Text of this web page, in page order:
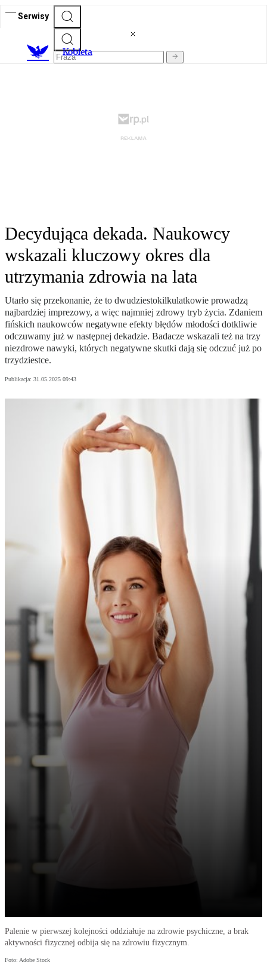
Serwisy
Kobieta
Decydująca dekada. Naukowcy
wskazali kluczowy okres dla
utrzymania zdrowia na lata
Utarło się przekonanie, że to dwudziestokilkulatkowie prowadzą
najbardziej imprezowy, a więc najmniej zdrowy tryb życia. Zdaniem
fińskich naukowców negatywne efekty błędów młodości dotkliwie
odczuwamy już w następnej dekadzie. Badacze wskazali też na trzy
niezdrowe nawyki, których negatywne skutki dają się odczuć już po
trzydziestce.
Publikacja: 31.05.2025 09:43
Palenie w pierwszej kolejności oddziałuje na zdrowie psychiczne, a brak
aktywności fizycznej odbija się na zdrowiu fizycznym.
Foto: Adobe Stock